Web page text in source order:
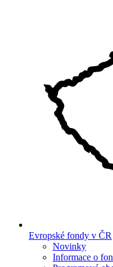
Evropské fondy v ČR
Novinky
Informace o